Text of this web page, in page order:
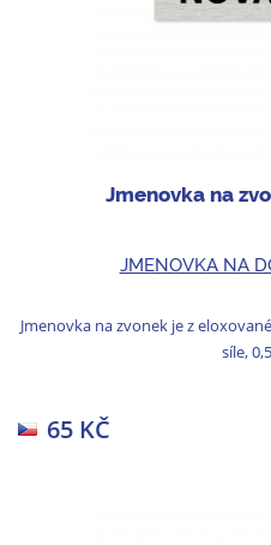
Jmenovka na
JMENOVKA NA
Jmenovka na zvonek je z
síle,
65 KČ